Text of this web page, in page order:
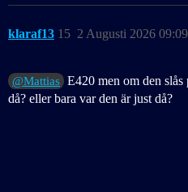
klaraf13 2 Augusti 2026 09:09
15
@Mattias E420 men om den slås
då? eller bara var den är just då?